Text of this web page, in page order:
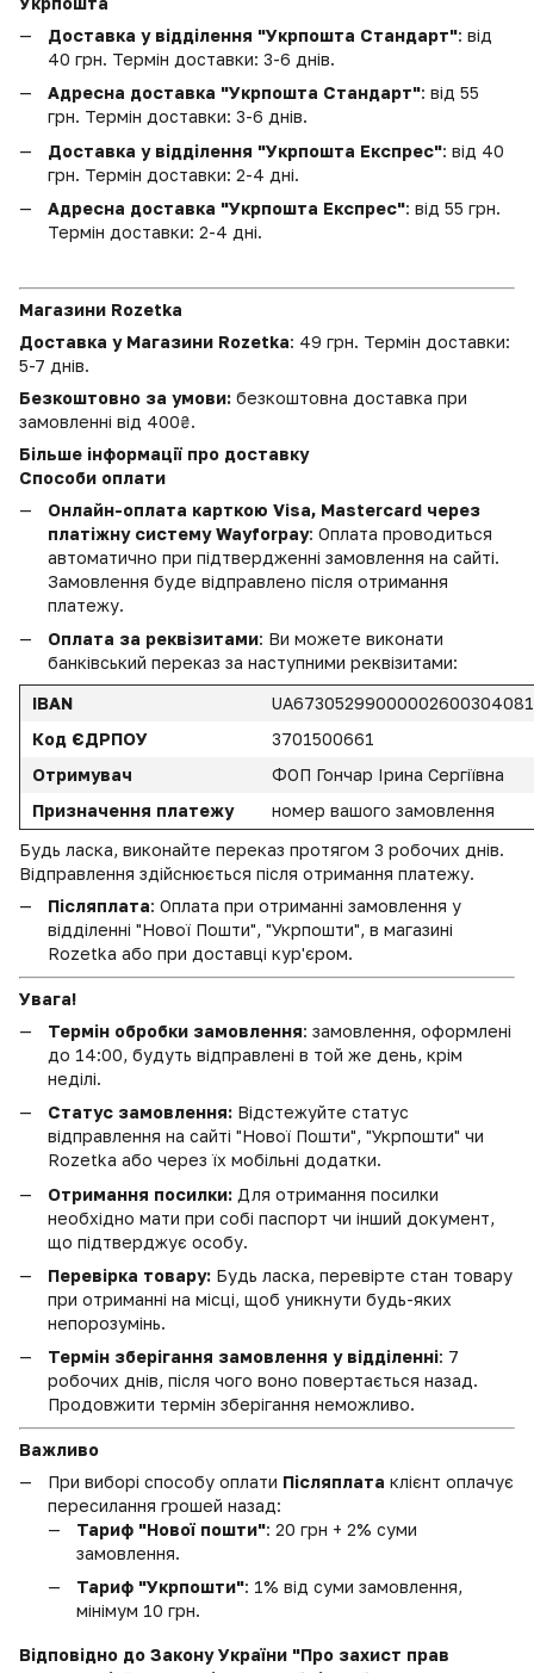
Доставка у відділення "Укрпошта Стандарт": від
40 грн. Термін доставки: 3-6 днів.
Адресна доставка "Укрпошта Стандарт": від 55
грн. Термін доставки: 3-6 днів.
Доставка у відділення "Укрпошта Експрес": від 40
грн. Термін доставки: 2-4 дні.
Адресна доставка "Укрпошта Експрес": від 55 грн.
Термін доставки: 2-4 дні.
Магазини Rozetka
Доставка у Магазини Rozetka: 49 грн. Термін доставки:
5-7 днів.
Безкоштовно за умови: безкоштовна доставка при
замовленні від 400₴.
Більше інформації про доставку
Способи оплати
Онлайн-оплата карткою Visa, Mastercard через
платіжну систему Wayforpay: Оплата проводиться
автоматично при підтвердженні замовлення на сайті.
Замовлення буде відправлено після отримання
платежу.
Оплата за реквізитами: Ви можете виконати
банківський переказ за наступними реквізитами:
IBAN
Код ЄДРПОУ
3701500661
Отримувач
ФОП Гончар Ірина Сергіївна
Призначення платежу
номер вашого замовлення
Будь ласка, виконайте переказ протягом 3 робочих днів.
Відправлення здійснюється після отримання платежу.
Післяплата: Оплата при отриманні замовлення у
відділенні "Нової Пошти", "Укрпошти", в магазині
Rozetka або при доставці кур'єром.
Увага!
Термін обробки замовлення: замовлення, оформлені
до 14:00, будуть відправлені в той же день, крім
неділі.
Статус замовлення: Відстежуйте статус
відправлення на сайті "Нової Пошти", "Укрпошти" чи
Rozetka або через їх мобільні додатки.
Отримання посилки: Для отримання посилки
необхідно мати при собі паспорт чи інший документ,
що підтверджує особу.
Перевірка товару: Будь ласка, перевірте стан товару
при отриманні на місці, щоб уникнути будь-яких
непорозумінь.
Термін зберігання замовлення у відділенні: 7
робочих днів, після чого воно повертається назад.
Продовжити термін зберігання неможливо.
Важливо
При виборі способу оплати Післяплата клієнт оплачує
пересилання грошей назад:
Тариф "Нової пошти": 20 грн + 2% суми
замовлення.
Тариф "Укрпошти": 1% від суми замовлення,
мінімум 10 грн.
Відповідно до Закону України "Про захист прав